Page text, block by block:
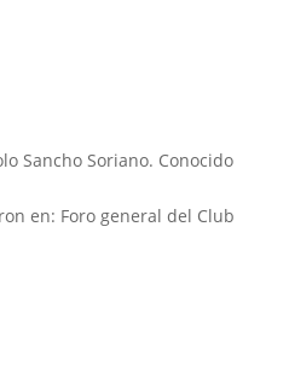
Sancho Soriano. Conocido
en: Foro general del Club